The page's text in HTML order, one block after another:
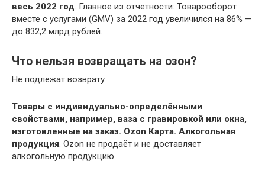
весь 2022 год. Главное из отчетности: Товарооборот
вместе с услугами (GMV) за 2022 год увеличился на 86% —
до 832,2 млрд рублей.
Что нельзя возвращать на озон?
Не подлежат возврату
Товары с индивидуально-определёнными
свойствами, например, ваза с гравировкой или окна,
изготовленные на заказ. Ozon Карта. Алкогольная
продукция. Ozon не продаёт и не доставляет
алкогольную продукцию.